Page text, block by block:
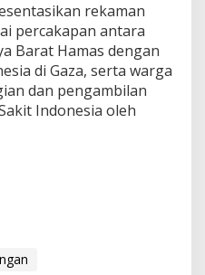
rekaman
percakapan antara
Barat Hamas dengan
di Gaza, serta warga
dan pengambilan
Indonesia oleh